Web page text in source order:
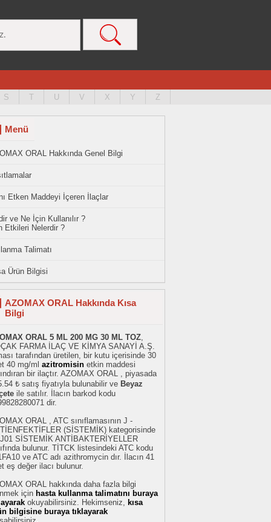
S T U V X Y Z
Menü
ORAL Hakkında Genel Bilgi
Etken Maddeyi İçeren İlaçlar
ve Ne İçin Kullanılır ?
Etkileri Nelerdir ?
Talimatı
Ürün Bilgisi
AZOMAX ORAL Hakkında Kısa
Bilgi
ORAL 5 ML 200 MG 30 ML TOZ,
FARMA İLAÇ VE KİMYA SANAYİ A.Ş.
tarafından üretilen, bir kutu içerisinde 30
40 mg/ml azitromisin etkin maddesi
bir ilaçtır. AZOMAX ORAL , piyasada
₺ satış fiyatıyla bulunabilir ve Beyaz
ile satılır. İlacın barkod kodu
dir.
ORAL , ATC sınıflamasının J -
(SİSTEMİK) kategorisinde
SİSTEMİK ANTİBAKTERİYELLER
bulunur. TİTCK listesindeki ATC kodu
ve ATC adı azithromycin dır. İlacın 41
eş değer ilacı bulunur.
ORAL hakkında daha fazla bilgi
için hasta kullanma talimatını buraya
okuyabilirsiniz. Hekimseniz, kısa
bilgisine buraya tıklayarak